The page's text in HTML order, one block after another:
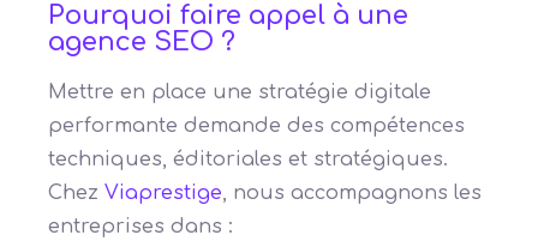
Pourquoi faire appel à une
agence SEO ?
Mettre en place une stratégie digitale
performante demande des compétences
techniques, éditoriales et stratégiques.
Chez Viaprestige, nous accompagnons les
entreprises dans :